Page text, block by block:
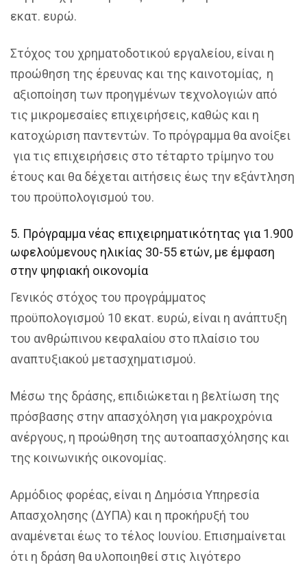
εκατ. ευρώ.
Στόχος του χρηματοδοτικού εργαλείου, είναι η
προώθηση της έρευνας και της καινοτομίας, η
αξιοποίηση των προηγμένων τεχνολογιών από
τις μικρομεσαίες επιχειρήσεις, καθώς και η
κατοχώριση παντεντών. Το πρόγραμμα θα ανοίξει
για τις επιχειρήσεις στο τέταρτο τρίμηνο του
έτους και θα δέχεται αιτήσεις έως την εξάντληση
του προϋπολογισμού του.
5. Πρόγραμμα νέας επιχειρηματικότητας για 1.900
ωφελούμενους ηλικίας 30-55 ετών, με έμφαση
στην ψηφιακή οικονομία
Γενικός στόχος του προγράμματος
προϋπολογισμού 10 εκατ. ευρώ, είναι η ανάπτυξη
του ανθρώπινου κεφαλαίου στο πλαίσιο του
αναπτυξιακού μετασχηματισμού.
Μέσω της δράσης, επιδιώκεται η βελτίωση της
πρόσβασης στην απασχόληση για μακροχρόνια
ανέργους, η προώθηση της αυτοαπασχόλησης και
της κοινωνικής οικονομίας.
Αρμόδιος φορέας, είναι η Δημόσια Υπηρεσία
Απασχολησης (ΔΥΠΑ) και η προκήρυξή του
αναμένεται έως το τέλος Ιουνίου. Επισημαίνεται
ότι η δράση θα υλοποιηθεί στις λιγότερο